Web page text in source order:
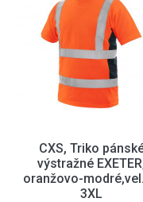
CXS, Triko
výstražné
oranžovo-
3XL